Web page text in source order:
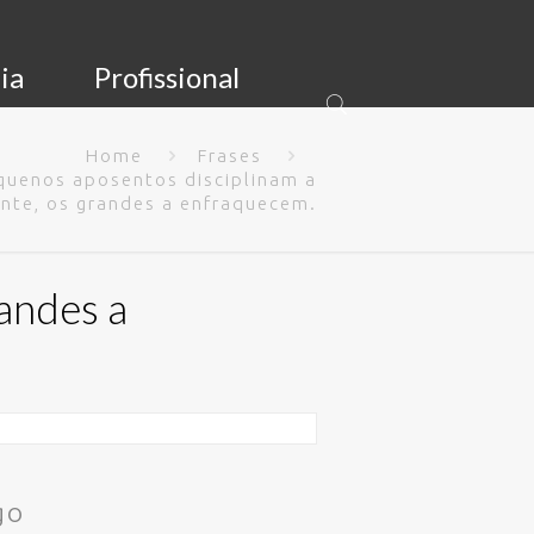
Profissional
Home
Frases
aposentos disciplinam a
os grandes a enfraquecem.
a